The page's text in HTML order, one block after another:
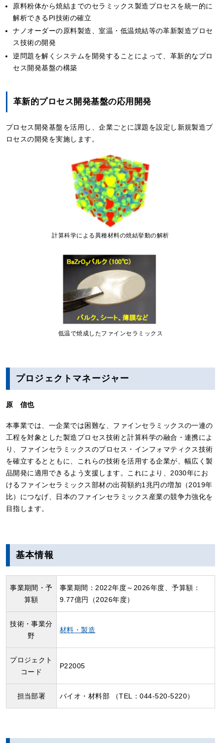
原料粉体から焼結までのセラミックス製造プロセスを統一的に
解析できるPI技術の確立
ナノオーダーの原料製造、室温・低温焼結等の革新製造プロセ
ス技術の開発
逆問題を解くシステムを開発することによって、革新的なプロ
セス開発基盤の構築
革新的プロセス開発基盤の応用開発
プロセス開発基盤を活用し、企業ごとに課題を設定し新規製造プ
ロセスの開発を実施します。
計算科学による異種材料の焼結挙動の解析
低温で焼成したファインセラミックス
プロジェクトマネージャー
原 信也
本事業では、一企業では困難な、ファインセラミックスの一連の
工程を対象とした製造プロセス技術と計算科学の融合・連携によ
り、ファインセラミックスのプロセス・インフォマティクス技術
を確立するとともに、これらの技術を活用する企業が、幅広く製
品開発に適用できるよう支援します。これにより、2030年にお
けるファインセラミックス部材の出荷額約1兆円の増加（2019年
比）につなげ、日本のファインセラミックス産業の競争力強化を
目指します。
基本情報
事業期間・予
算額
事業期間：2022年度～2026年度、予算額：
9.77億円（2026年度）
技術・事業分
野
材料・製造
プロジェクト
コード
P22005
担当部署 バイオ・材料部 （TEL：044-520-5220）